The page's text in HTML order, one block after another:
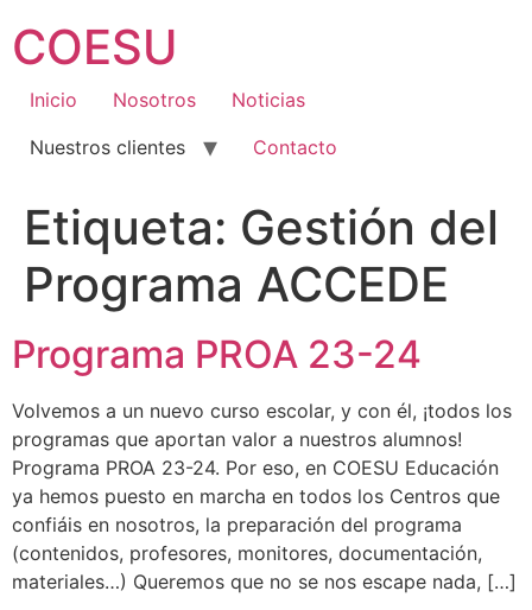
contenido
COESU
Inicio Nosotros
Noticias
Nuestros clientes
Contacto
Etiqueta: Gestión del
Programa ACCEDE
Programa PROA 23-24
Volvemos a un nuevo curso escolar, y con él, ¡todos los
programas que aportan valor a nuestros alumnos!
Programa PROA 23-24. Por eso, en COESU Educación
ya hemos puesto en marcha en todos los Centros que
confiáis en nosotros, la preparación del programa
(contenidos, profesores, monitores, documentación,
materiales…) Queremos que no se nos escape nada, […]